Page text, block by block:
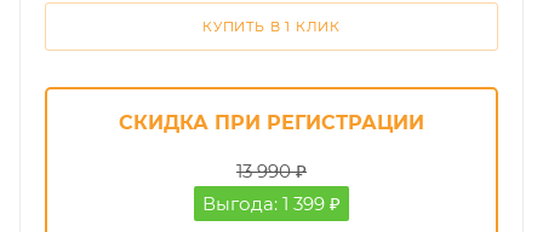
КУПИТЬ В 1 КЛИК
СКИДКА ПРИ РЕГИСТРАЦИИ
13 990 ₽
Выгода: 1 399 ₽